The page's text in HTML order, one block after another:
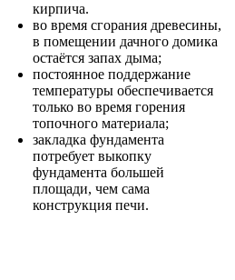
кирпича.
во время сгорания древесины,
в помещении дачного домика
остаётся запах дыма;
постоянное поддержание
температуры обеспечивается
только во время горения
топочного материала;
закладка фундамента
потребует выкопку
фундамента большей
площади, чем сама
конструкция печи.